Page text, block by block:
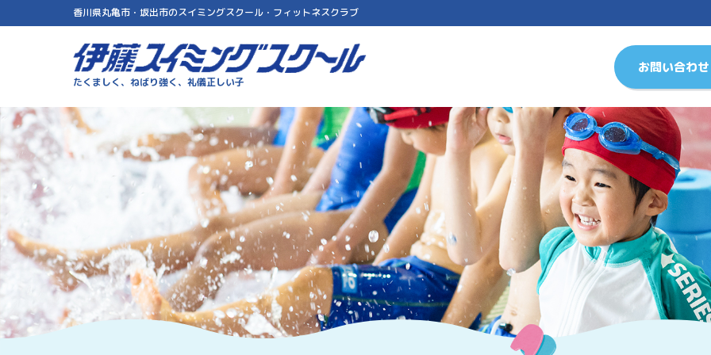
香川県丸亀市・坂出市のスイミングスクール・フィットネスクラブ
伊藤スイミングスクール
たくましく、ねばり強く、礼儀正しい子
お問い合わせ